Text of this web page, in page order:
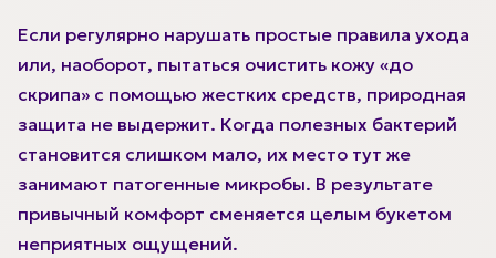
Если регулярно нарушать простые правила ухода
или, наоборот, пытаться очистить кожу «до
скрипа» с помощью жестких средств, природная
защита не выдержит. Когда полезных бактерий
становится слишком мало, их место тут же
занимают патогенные микробы. В результате
привычный комфорт сменяется целым букетом
неприятных ощущений.